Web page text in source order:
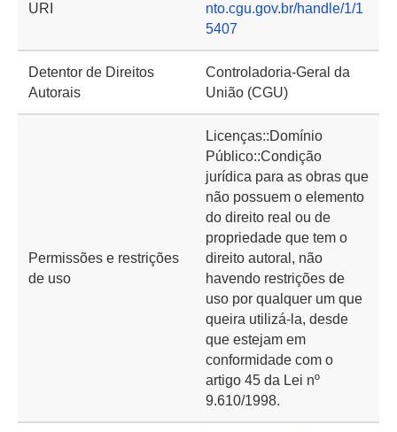
URI
nto.cgu.gov.br/handle/1/1
5407
Detentor de Direitos
Autorais
Controladoria-Geral da
União (CGU)
Permissões e restrições
de uso
Licenças::Domínio
Público::Condição
jurídica para as obras que
não possuem o elemento
do direito real ou de
propriedade que tem o
direito autoral, não
havendo restrições de
uso por qualquer um que
queira utilizá-la, desde
que estejam em
conformidade com o
artigo 45 da Lei nº
9.610/1998.